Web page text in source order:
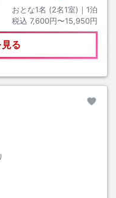
おとな1名 (2名1室)｜ 1泊
税込 7,600円〜15,950円
る